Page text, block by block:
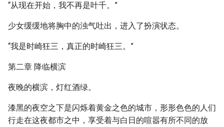
“从现在开始，我不再是叶千。”
少女缓缓地将胸中的浊气吐出，进入了扮演状态。
“我是时崎狂三，真正的时崎狂三。”
第二章 降临横滨
夜晚的横滨，灯红酒绿。
漆黑的夜空之下是闪烁着黄金之色的城市，形形色色的人们
行走在这夜都市之中，享受着与白日的喧嚣有所不同的放